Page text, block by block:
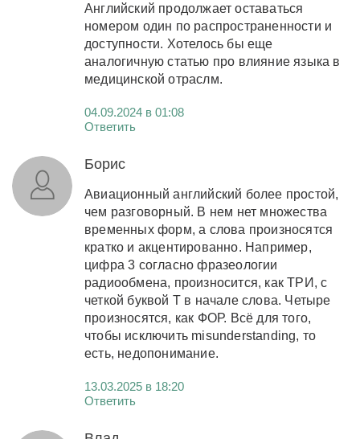
Английский продолжает оставаться
номером один по распространенности и
доступности. Хотелось бы еще
аналогичную статью про влияние языка в
медицинской отраслм.
04.09.2024 в 01:08
Ответить
Борис
Авиационный английский более простой,
чем разговорный. В нем нет множества
временных форм, а слова произносятся
кратко и акцентированно. Например,
цифра 3 согласно фразеологии
радиообмена, произносится, как ТРИ, с
четкой буквой Т в начале слова. Четыре
произносятся, как ФОР. Всё для того,
чтобы исключить misunderstanding, то
есть, недопонимание.
13.03.2025 в 18:20
Ответить